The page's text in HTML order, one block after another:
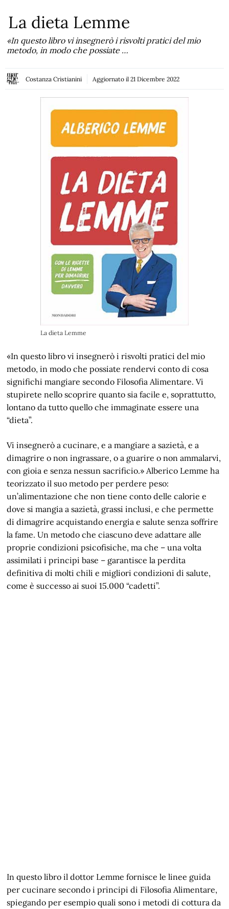
La dieta Lemme
«In questo libro vi insegnerò i risvolti pratici del mio
metodo, in modo che possiate …
Costanza Cristianini Aggiornato il 21 Dicembre 2022
La dieta Lemme
«In questo libro vi insegnerò i risvolti pratici del mio
metodo, in modo che possiate rendervi conto di cosa
significhi mangiare secondo Filosofia Alimentare. Vi
stupirete nello scoprire quanto sia facile e, soprattutto,
lontano da tutto quello che immaginate essere una
“dieta”.
Vi insegnerò a cucinare, e a mangiare a sazietà, e a
dimagrire o non ingrassare, o a guarire o non ammalarvi,
con gioia e senza nessun sacrificio.» Alberico Lemme ha
teorizzato il suo metodo per perdere peso:
un’alimentazione che non tiene conto delle calorie e
dove si mangia a sazietà, grassi inclusi, e che permette
di dimagrire acquistando energia e salute senza soffrire
la fame. Un metodo che ciascuno deve adattare alle
proprie condizioni psicofisiche, ma che – una volta
assimilati i principi base – garantisce la perdita
definitiva di molti chili e migliori condizioni di salute,
come è successo ai suoi 15.000 “cadetti”.
In questo libro il dottor Lemme fornisce le linee guida
per cucinare secondo i principi di Filosofia Alimentare,
spiegando per esempio quali sono i metodi di cottura da